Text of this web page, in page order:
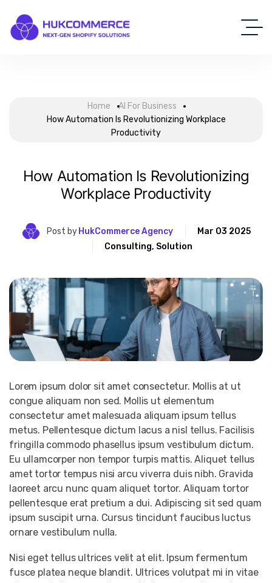
Home
AI For Business
How Automation Is Revolutionizing Workplace
Productivity
How Automation Is Revolutionizing
Workplace Productivity
Post by HukCommerce Agency
Mar 03 2025
Consulting, Solution
Lorem ipsum dolor sit amet consectetur. Mollis at ut
congue aliquam non sed. Mollis ut elementum
consectetur amet malesuada aliquam ipsum tellus
metus. Pellentesque dictum lacus a nisl tellus. Facilisis
fringilla commodo phasellus ipsum vestibulum dictum.
Eu ullamcorper non tempor turpis mattis. Aliquet tellus
amet tortor tempus nisi arcu viverra duis nibh. Gravida
laoreet arcu nunc quam aliquet tortor. Aliquam tortor
pellentesque erat pretium a dui. Adipiscing sit sed quam
ipsum suscipit urna. Cursus tincidunt faucibus luctus
ornare vestibulum nulla.
Nisi eget tellus ultrices velit at elit. Ipsum fermentum
fusce platea neque blandit. Ultrices volutpat mi in vitae